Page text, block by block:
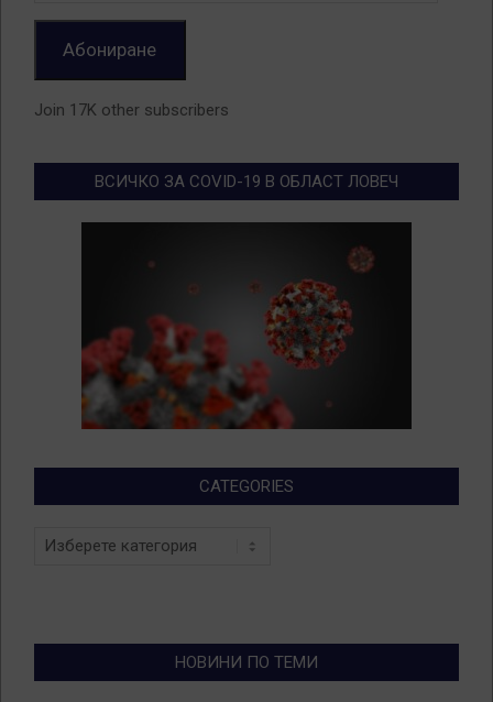
Абониране
Join 17K other subscribers
ВСИЧКО ЗА COVID-19 В ОБЛАСТ ЛОВЕЧ
CATEGORIES
Categories
НОВИНИ ПО ТЕМИ